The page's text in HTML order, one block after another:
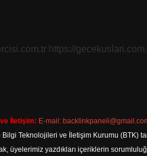
https://
İletişim: E-mail:
Teknolojileri ve İletişim Kurumu (BTK)
üyelerimiz yazdıkları içeriklerin